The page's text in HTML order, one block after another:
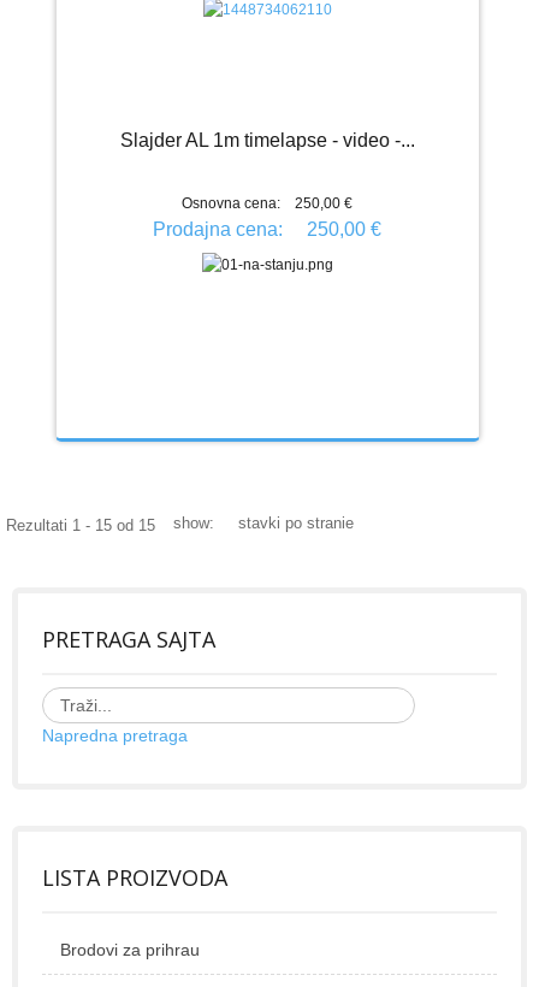
Slajder AL 1m timelapse - video -...
Osnovna cena: 250,00 €
Prodajna cena: 250,00 €
Rezultati 1 - 15 od 15 show: stavki po stranie
PRETRAGA SAJTA
Napredna pretraga
LISTA PROIZVODA
Brodovi za prihrau